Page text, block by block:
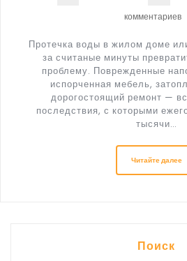
комментариев
Протечка воды в жилом доме
за считаные минуты
проблему. Поврежденные
испорченная мебель,
дорогостоящий ремонт —
последствия, с которыми
тысячи…
Читайте далее
Поиск